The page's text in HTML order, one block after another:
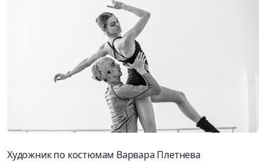
Художник по костюмам Варвара Плетнева